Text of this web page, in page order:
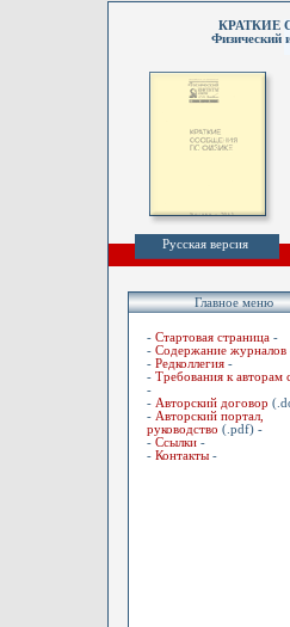
КРАТКИЕ
Физический
Русская версия
Главное меню
- Стартовая страница -
- Содержание журналов
- Редколлегия -
- Требования к авторам
-
- Авторский договор
- Авторский портал,
руководство (.pdf) -
- Ссылки -
- Контакты -